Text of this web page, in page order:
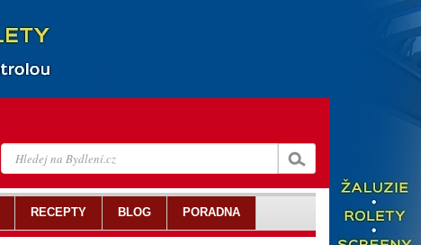
RECEPTY BLOG PORADNA